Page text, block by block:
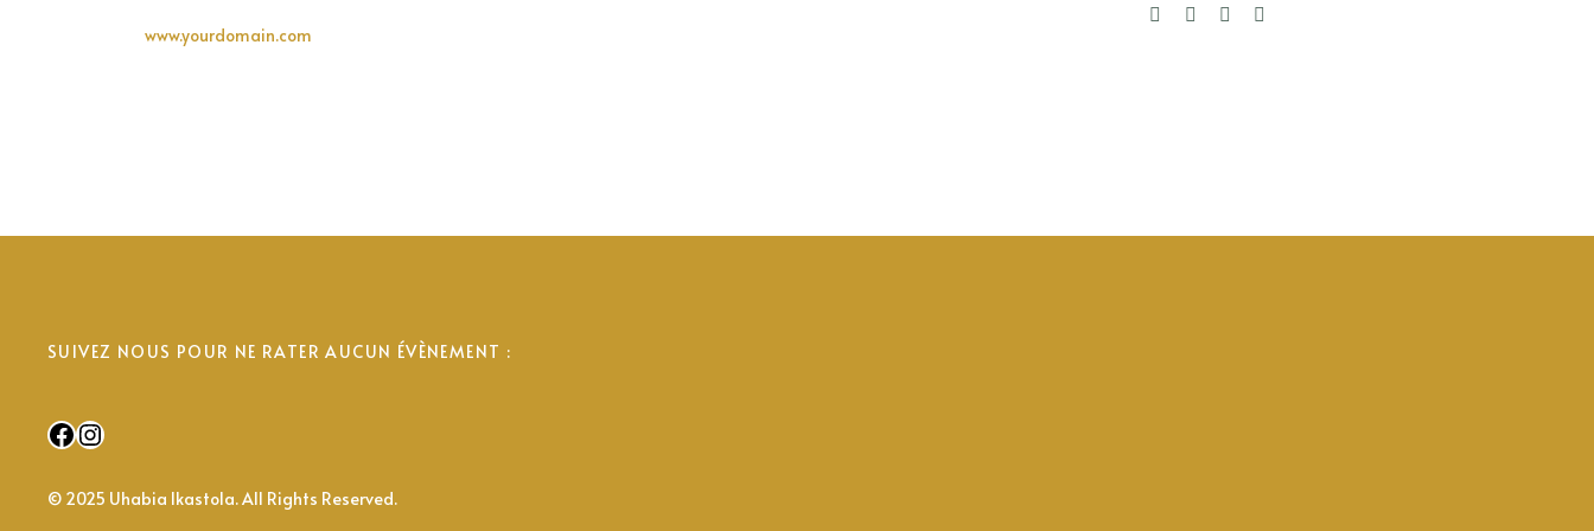
www.yourdomain.com
SUIVEZ NOUS POUR NE RATER AUCUN ÉVÈNEMENT :
Facebook
Instagram
© 2025 Uhabia Ikastola. All Rights Reserved.